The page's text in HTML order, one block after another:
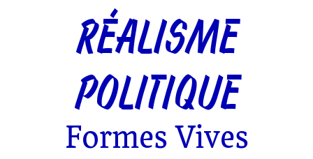
RÉALISME
POLITIQUE
Formes Vives